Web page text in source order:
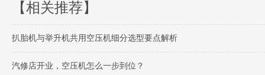
【相关推荐】
扒胎机与举升机共用空压机细分选型要点解析
汽修店开业，空压机怎么一步到位？